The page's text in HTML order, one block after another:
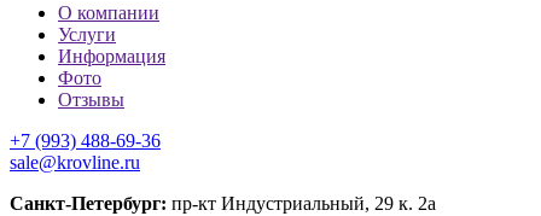
О компании
Услуги
Информация
Фото
Отзывы
+7 (993) 488-69-36
sale@krovline.ru
Санкт-Петербург: пр-кт Индустриальный, 29 к. 2а